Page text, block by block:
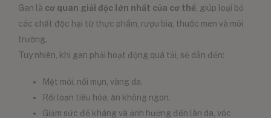
Gan là cơ quan giải độc lớn nhất của cơ thể , giúp loại bỏ
các chất độc hại từ thực phẩm, rượu bia, thuốc men và môi
trường.
Tuy nhiên, khi gan phải hoạt động quá tải, sẽ dẫn đến:
Mệt mỏi, nổi mụn, vàng da.
Rối loạn tiêu hóa, ăn không ngon.
Giảm sức đề kháng và ảnh hưởng đến làn da, vóc